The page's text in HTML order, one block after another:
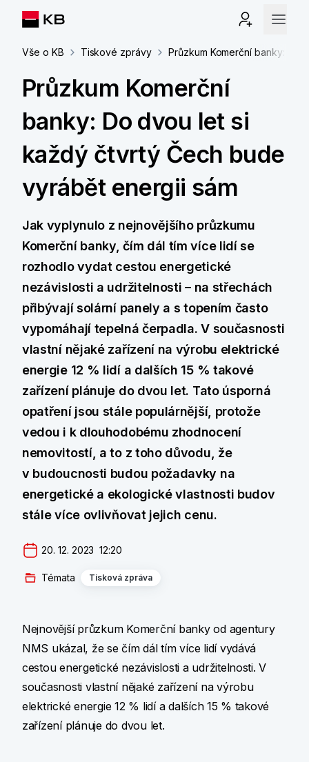
Vše o KB Tiskové zprávy Průzkum Komerční banky: Do
Průzkum Komerční
banky: Do dvou let si
každý čtvrtý Čech bude
vyrábět energii sám
Jak vyplynulo z nejnovějšího průzkumu
Komerční banky, čím dál tím více lidí se
rozhodlo vydat cestou energetické
nezávislosti a udržitelnosti – na střechách
přibývají solární panely a s topením často
vypomáhají tepelná čerpadla. V současnosti
vlastní nějaké zařízení na výrobu elektrické
energie 12 % lidí a dalších 15 % takové
zařízení plánuje do dvou let. Tato úsporná
opatření jsou stále populárnější, protože
vedou i k dlouhodobému zhodnocení
nemovitostí, a to z toho důvodu, že
v budoucnosti budou požadavky na
energetické a ekologické vlastnosti budov
stále více ovlivňovat jejich cenu.
20. 12. 2023  12:20
Témata Tisková zpráva
Nejnovější průzkum Komerční banky od agentury
NMS ukázal, že se čím dál tím více lidí vydává
cestou energetické nezávislosti a udržitelnosti. V
současnosti vlastní nějaké zařízení na výrobu
elektrické energie 12 % lidí a dalších 15 % takové
zařízení plánuje do dvou let.